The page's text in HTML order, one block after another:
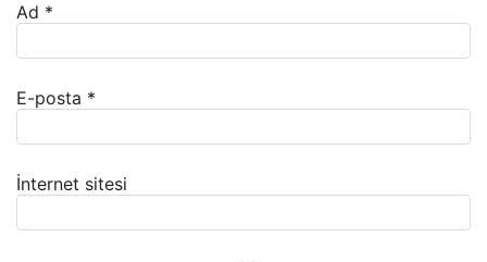
Ad *
E-posta *
İnternet sitesi